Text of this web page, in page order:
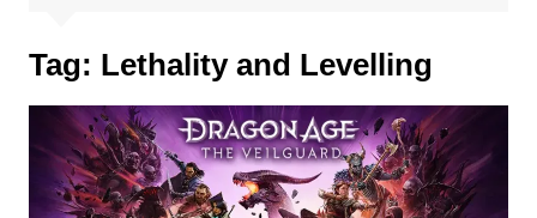
Tag: Lethality and Levelling